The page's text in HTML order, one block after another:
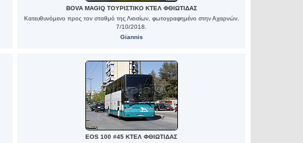
BOVA MAGIQ ΤΟΥΡΙΣΤΙΚΟ ΚΤΕΛ ΦΘΙΩΤΙΔΑΣ
Κατευθυνόμενο προς τον σταθμό της Λιοσίων, φωτογραφημένο στην Αχαρνών.
7/10/2018.
Giannis
EOS 100 #45 ΚΤΕΛ ΦΘΙΩΤΙΔΑΣ